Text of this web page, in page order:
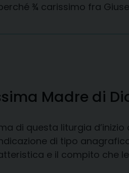
¾ carissimo fra
Madre di
di questa liturgia
di tipo
e il compito che